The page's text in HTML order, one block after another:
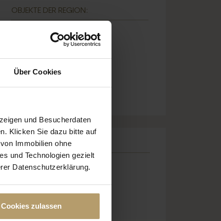
Über Cookies
und Besucherdaten
Klicken Sie dazu bitte auf
Immobilien ohne
und Technologien gezielt
Datenschutzerklärung.
Cookies zulassen
OBJEKTE DER REGION:
REGIONEN:
Alquería Blanca
Cala d’Or
Cala Figuera
Cala Llombards